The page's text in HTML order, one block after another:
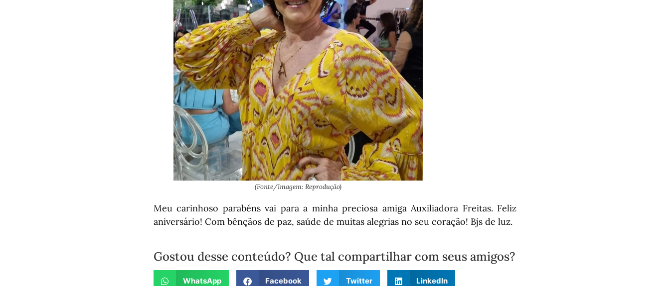
(Fonte/Imagem: Reprodução)
Meu carinhoso parabéns vai para a minha preciosa amiga Auxiliadora Freitas. Feliz
aniversário! Com bênçãos de paz, saúde de muitas alegrias no seu coração! Bjs de luz.
Gostou desse conteúdo? Que tal compartilhar com seus amigos?
WhatsApp Facebook Twitter LinkedIn